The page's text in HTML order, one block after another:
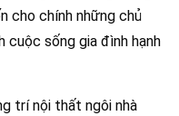
cho chính những chủ
cuộc sống gia đình hạnh
trí nội thất ngôi nhà